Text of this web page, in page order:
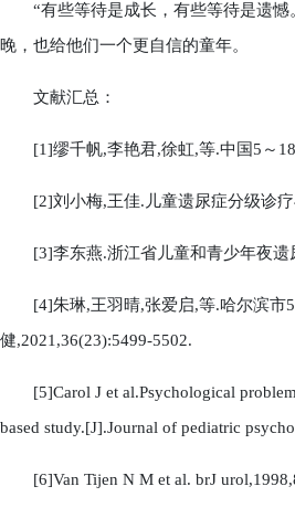
“有些等待是成长，有些等待是遗憾
晚，也给他们一个更自信的童年。
文献汇总：
[1]缪千帆,李艳君,徐虹,等.中国5～18
[2]刘小梅,王佳.儿童遗尿症分级诊疗
[3]李东燕.浙江省儿童和青少年夜遗
[4]朱琳,王羽晴,张爱启,等.哈尔滨市5
健,2021,36(23):5499-5502.
[5]Carol J et al.Psychological
based study.[J].Journal of pediatric
[6]Van Tijen N M et al. brJ